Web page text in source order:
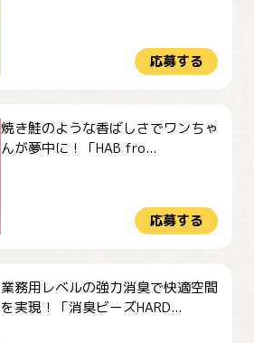
応募する
焼き鮭のような香ばしさでワンちゃ
んが夢中に！「HAB fro...
応募する
業務用レベルの強力消臭で快適空間
を実現！「消臭ビーズHARD...